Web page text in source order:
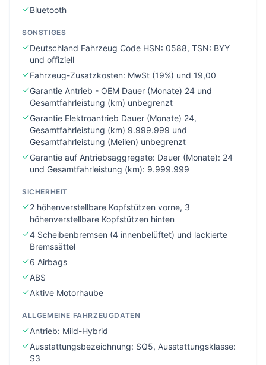
Bluetooth
SONSTIGES
Deutschland Fahrzeug Code HSN: 0588, TSN: BYY
und offiziell
Fahrzeug-Zusatzkosten: MwSt (19%) und 19,00
Garantie Antrieb - OEM Dauer (Monate) 24 und
Gesamtfahrleistung (km) unbegrenzt
Garantie Elektroantrieb Dauer (Monate) 24,
Gesamtfahrleistung (km) 9.999.999 und
Gesamtfahrleistung (Meilen) unbegrenzt
Garantie auf Antriebsaggregate: Dauer (Monate): 24
und Gesamtfahrleistung (km): 9.999.999
SICHERHEIT
2 höhenverstellbare Kopfstützen vorne, 3
höhenverstellbare Kopfstützen hinten
4 Scheibenbremsen (4 innenbelüftet) und lackierte
Bremssättel
6 Airbags
ABS
Aktive Motorhaube
ALLGEMEINE FAHRZEUGDATEN
Antrieb: Mild-Hybrid
Ausstattungsbezeichnung: SQ5, Ausstattungsklasse:
S3